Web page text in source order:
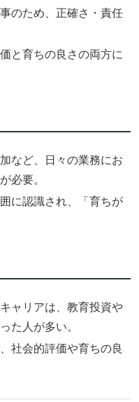
のため、正確さ・責任
と育ちの良さの両方に
など、日々の業務にお
必要。
に認識され、「育ちが
ャリアは、教育投資や
た人が多い。
社会的評価や育ちの良